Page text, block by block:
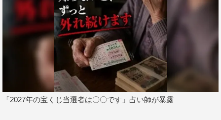
「2027年の宝くじ当選者は〇〇です」占い師が暴露